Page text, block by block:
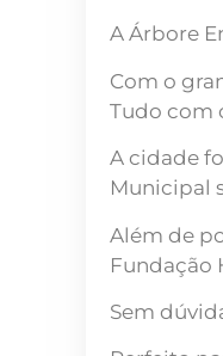
A Árbore
Com o
Tudo com
A cidade
Municipal
Além de
Fundação
Sem